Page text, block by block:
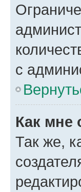
с
Как мне
Так же,